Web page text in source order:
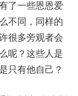
了一些恩恩爱
不同，同样的
很多旁观者会
呢？这些人是
只有他自己？